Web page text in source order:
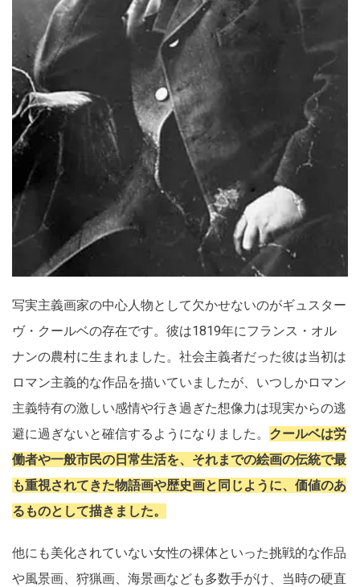
写実主義画家の中心人物として欠かせないのがギュスター
ヴ・クールベの存在です。彼は1819年にフランス・オル
ナンの農村に生まれました。社会主義者だった彼は当初は
ロマン主義的な作品を描いていましたが、いつしかロマン
主義特有の激しい感情や行き過ぎた想像力は現実からの逃
避に過ぎないと確信するようになりました。 クールベは労
働者や一般市民の日常生活を、それまでの絵画の伝統で最
も重視されてきた物語画や歴史画と同じように、価値のあ
るものとして描きました。
他にも美化されていない女性の裸体といった挑戦的な作品
や風景画、狩猟画、海景画なども多数手がけ、当時の硬直